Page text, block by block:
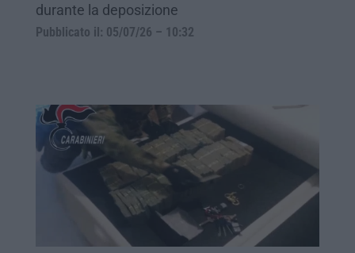
durante la deposizione
Pubblicato il: 05/07/26 – 10:32